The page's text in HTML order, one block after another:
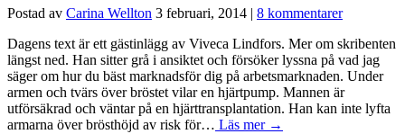
Postad av Carina Wellton 3 februari, 2014 | 8 kommentarer
Dagens text är ett gästinlägg av Viveca Lindfors. Mer om skribenten
längst ned. Han sitter grå i ansiktet och försöker lyssna på vad jag
säger om hur du bäst marknadsför dig på arbetsmarknaden. Under
armen och tvärs över bröstet vilar en hjärtpump. Mannen är
utförsäkrad och väntar på en hjärttransplantation. Han kan inte lyfta
armarna över brösthöjd av risk för… Läs mer →